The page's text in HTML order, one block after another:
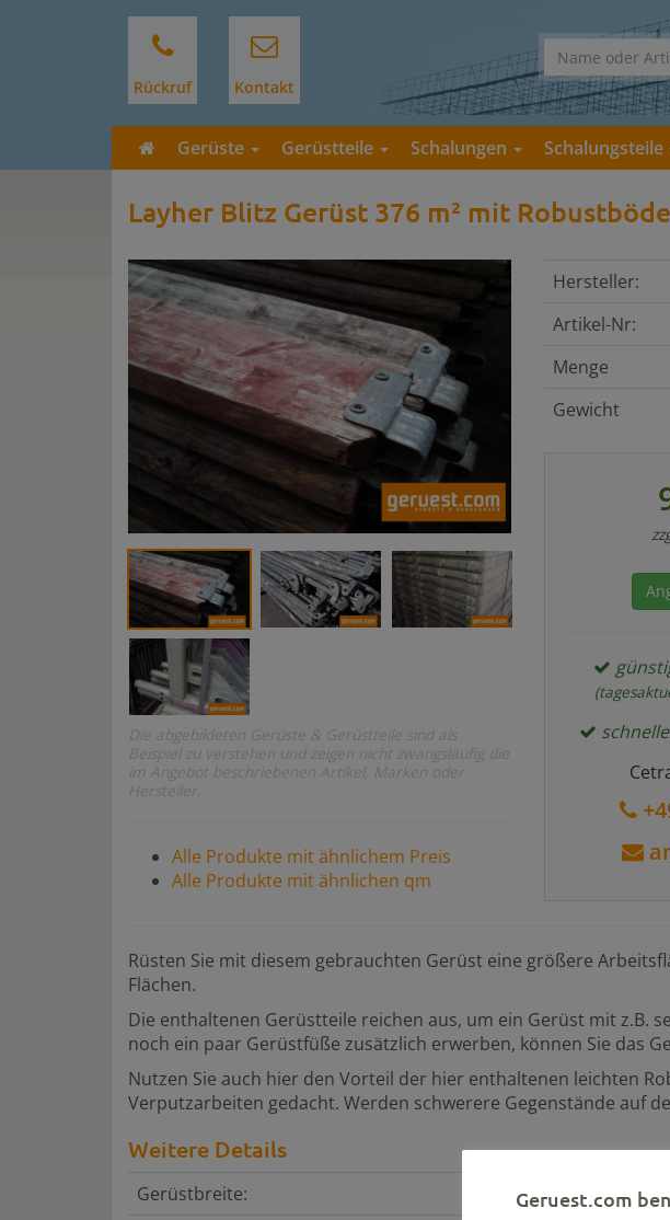
Rückruf Kontakt
Gerüste Gerüstteile Schalungen Schalungsteile
Layher Blitz Gerüst 376 m² mit
Die abgebildeten Gerüste & Gerüstteile sind als
Beispiel zu verstehen und zeigen nicht zwangsläufig die
im Angebot beschriebenen Artikel, Marken oder
Hersteller.
Alle Produkte mit ähnlichem Preis
Alle Produkte mit ähnlichen qm
Hersteller:
Artikel-Nr:
Menge
Gewicht
Rüsten Sie mit diesem gebrauchten Gerüst eine größere
Flächen.
Die enthaltenen Gerüstteile reichen aus, um ein Gerüst mit z.B.
noch ein paar Gerüstfüße zusätzlich erwerben, können Sie das
Nutzen Sie auch hier den Vorteil der hier enthaltenen leichten
Verputzarbeiten gedacht. Werden schwerere Gegenstände auf
Weitere Details
Gerüstbreite: Geruest.com